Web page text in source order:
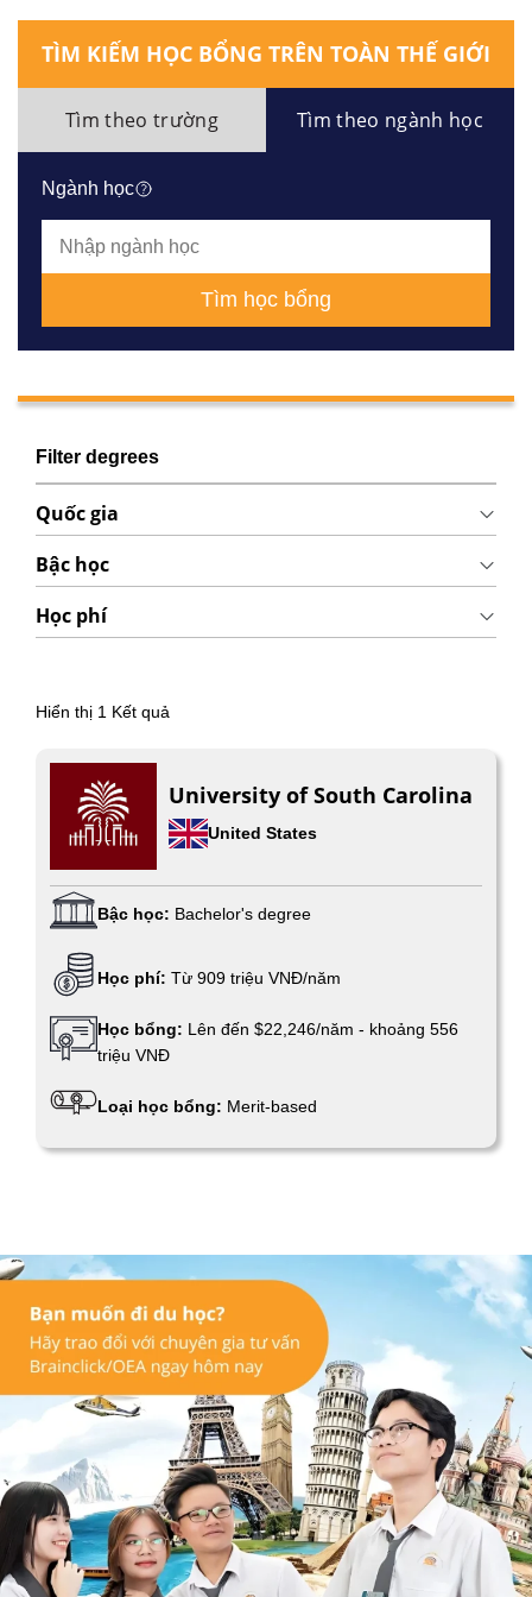
TÌM KIẾM HỌC BỔNG TRÊN TOÀN THẾ GIỚI
Tìm theo trường Tìm theo ngành học
Ngành học
Tìm học bổng
Filter degrees
Quốc gia
Bậc học
Học phí
Hiển thị 1 Kết quả
University of South Carolina
United States
Bậc học: Bachelor's degree
Học phí: Từ 909 triệu VNĐ/năm
Học bổng: Lên đến $22,246/năm - khoảng 556
triệu VNĐ
Loại học bổng: Merit-based